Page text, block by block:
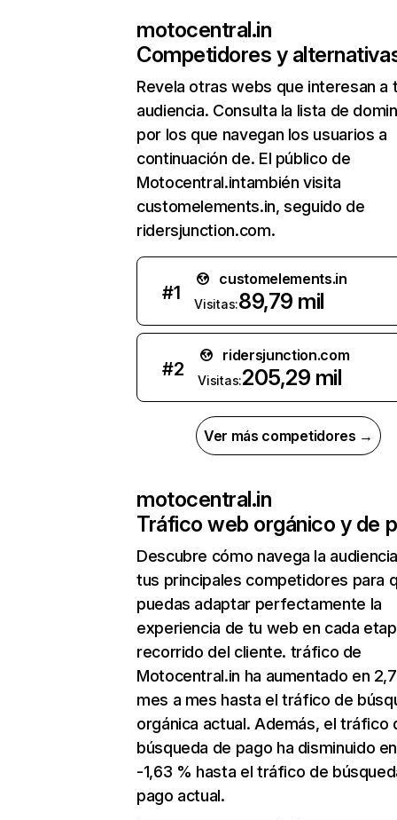
motocentral.in
Competidores y
Revela otras webs que interesan a
audiencia. Consulta la lista de
por los que navegan los usuarios a
continuación de. El público de
Motocentral.intambién visita
customelements.in, seguido de
ridersjunction.com.
#1
customelements.in
Visitas:89,79 mil
#2
ridersjunction.com
Visitas:205,29 mil
Ver más competidores →
motocentral.in
Tráfico web orgánico y de
Descubre cómo navega la
tus principales competidores para
puedas adaptar perfectamente la
experiencia de tu web en cada
recorrido del cliente. tráfico de
Motocentral.in ha aumentado en
mes a mes hasta el tráfico de
orgánica actual. Además, el tráfico
búsqueda de pago ha disminuido en
-1,63 % hasta el tráfico de
pago actual.